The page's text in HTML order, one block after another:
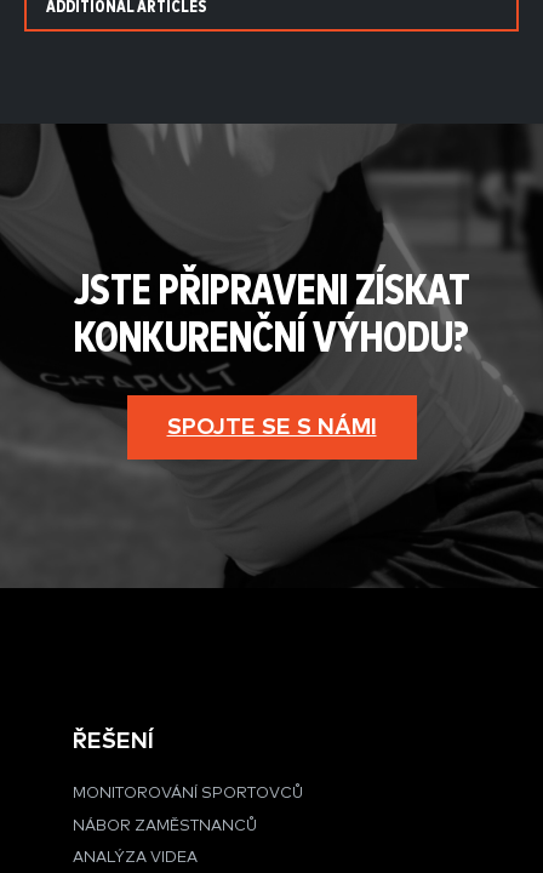
ADDITIONAL ARTICLES
JSTE PŘIPRAVENI ZÍSKAT
KONKURENČNÍ VÝHODU?
SPOJTE SE S NÁMI
ŘEŠENÍ
MONITOROVÁNÍ SPORTOVCŮ
NÁBOR ZAMĚSTNANCŮ
ANALÝZA VIDEA